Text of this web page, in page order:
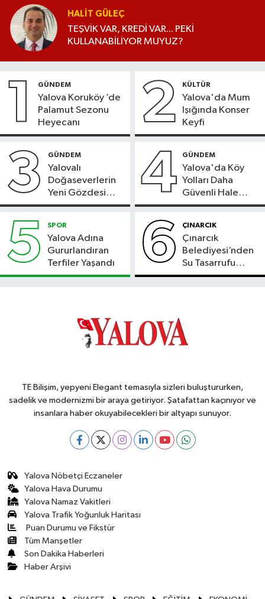
HALIT GÜLEÇ
TEŞVİK VAR, KREDİ VAR... PEKİ
KULLANABİLİYOR MUYUZ?
1 GÜNDEM
Yalova Koruköy ’de
Palamut Sezonu
Heyecanı
2 KÜLTÜR
Yalova'da Mum
Işığında Konser
Keyfi
3 GÜNDEM
Yalovalı
Doğaseverlerin
Yeni Gözdesi
Bolu'daki Meyve
4 GÜNDEM
Yalova'da Köy
Yolları Daha
Güvenli Hale
Geliyor
5 SPOR
Yalova Adına
Gururlandıran
Terfiler Yaşandı
6 ÇINARCIK
Çınarcık
Belediyesi’nden
Su Tasarrufu
Çağrısı
TE Bilişim, yepyeni Elegant temasıyla sizleri buluştururken,
sadelik ve modernizmi bir araya getiriyor. Şatafattan kaçınıyor ve
insanlara haber okuyabilecekleri bir altyapı sunuyor.
Yalova Nöbetçi Eczaneler
Yalova Hava Durumu
Yalova Namaz Vakitleri
Yalova Trafik Yoğunluk Haritası
Puan Durumu ve Fikstür
Tüm Manşetler
Son Dakika Haberleri
Haber Arşivi